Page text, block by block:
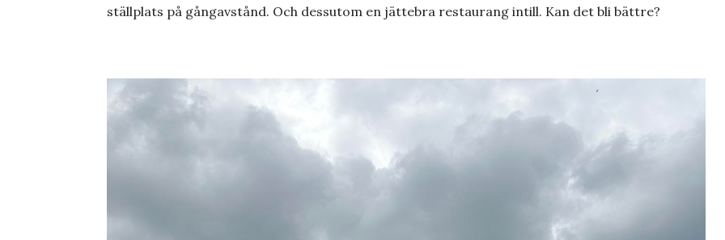
ställplats på gångavstånd. Och dessutom en jättebra restaurang intill. Kan det bli bättre?